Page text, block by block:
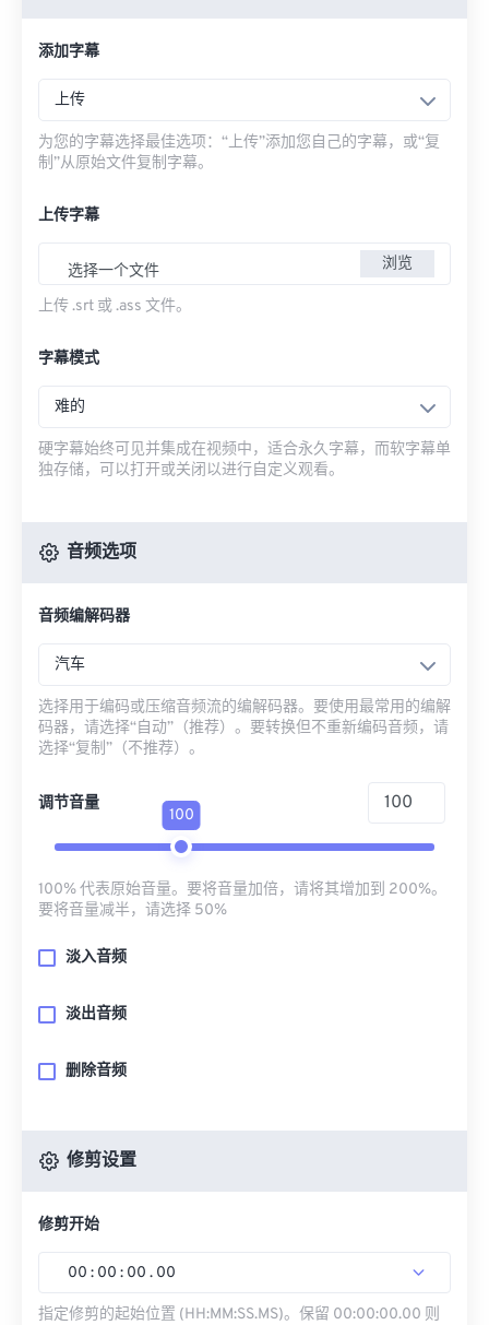
添加字幕
上传
为您的字幕选择最佳选项：“上传”添加您自己的字幕，或“复
制”从原始文件复制字幕。
上传字幕
选择一个文件 浏览
上传 .srt 或 .ass 文件。
字幕模式
难的
硬字幕始终可见并集成在视频中，适合永久字幕，而软字幕单
独存储，可以打开或关闭以进行自定义观看。
音频选项
音频编解码器
汽车
选择用于编码或压缩音频流的编解码器。要使用最常用的编解
码器，请选择“自动”（推荐）。要转换但不重新编码音频，请
选择“复制”（不推荐）。
调节音量
100
100% 代表原始音量。要将音量加倍，请将其增加到 200%。
要将音量减半，请选择 50%
淡入音频
淡出音频
删除音频
修剪设置
修剪开始
00 : 00 : 00 . 00
指定修剪的起始位置 (HH:MM:SS.MS)。保留 00:00:00.00 则